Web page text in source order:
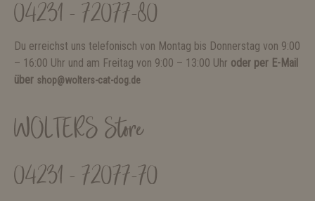
04231 - 72077-80
Du erreichst uns telefonisch von Montag bis Donnerstag von 9:00
– 16:00 Uhr und am Freitag von 9:00 – 13:00 Uhr oder per E-Mail
über shop@wolters-cat-dog.de
WOLTERS Store
04231 - 72077-70